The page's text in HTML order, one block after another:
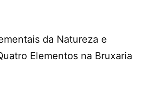
da Natureza e
Elementos na Bruxaria